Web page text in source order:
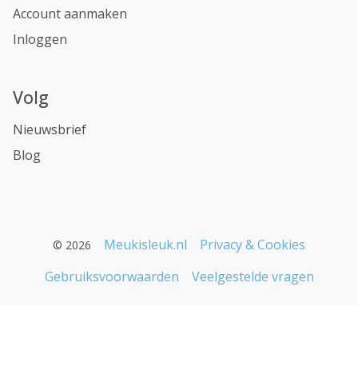
Account aanmaken
Inloggen
Volg
Nieuwsbrief
Blog
© 2026 Meukisleuk.nl
Privacy & Cookies
Gebruiksvoorwaarden
Veelgestelde vragen